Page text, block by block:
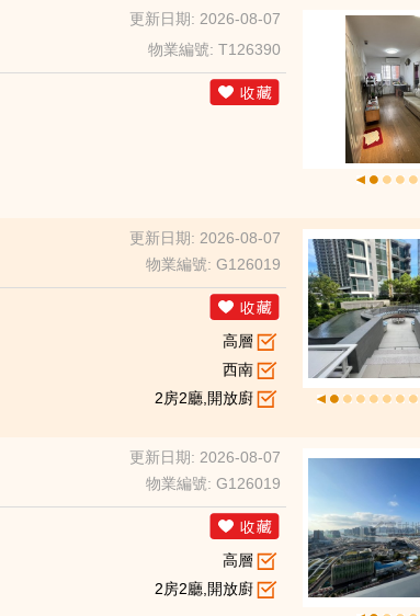
更新日期: 2026-08-07
物業編號: T126390
更新日期: 2026-08-07
物業編號: G126019
高層
西南
2房2廳,開放廚
更新日期: 2026-08-07
物業編號: G126019
高層
2房2廳,開放廚